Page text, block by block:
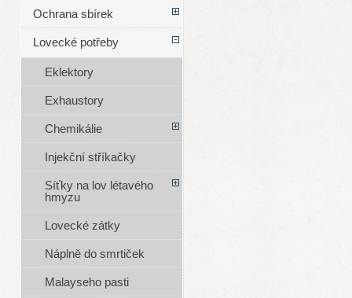
Ochrana sbírek
Lovecké potřeby
Eklektory
Exhaustory
Chemikálie
Injekční stříkačky
Síťky na lov létavého
hmyzu
Lovecké zátky
Náplně do smrtiček
Malayseho pasti